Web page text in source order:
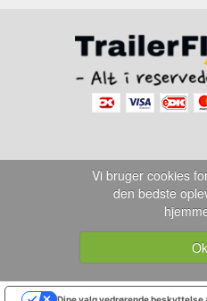
Vi bruger cookies
den bedste
Ok
Dine valg vedrørende